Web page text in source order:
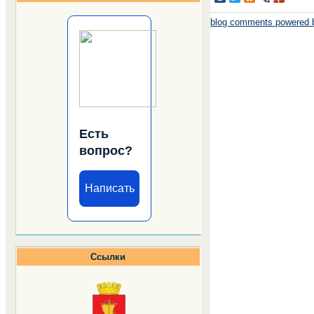
Есть
вопрос?
Написать
Ссылки
blog comments powered